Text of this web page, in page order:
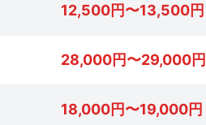
12,500円〜13,500円
28,000円〜29,000円
18,000円〜19,000円